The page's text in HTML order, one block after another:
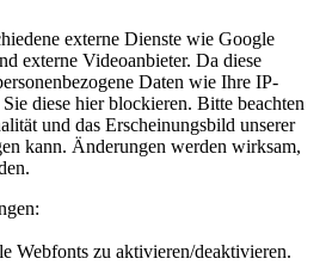
externe Dienste wie Google
externe Videoanbieter. Da diese
Daten wie Ihre IP-
diese hier blockieren. Bitte beachten
und das Erscheinungsbild unserer
kann. Änderungen werden wirksam,
Webfonts zu aktivieren/deaktivieren.